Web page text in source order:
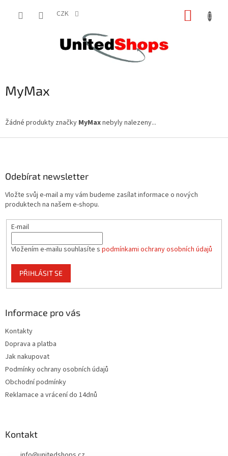
CZK
MyMax
Žádné produkty značky MyMaxnebyly nalezeny...
Odebírat newsletter
Vložte svůj e-mail a my vám budeme zasílat informace o nových
produktech na našem e-shopu.
E-mail
Vložením e-mailu souhlasíte s podmínkami ochrany osobních údajů
PŘIHLÁSIT SE
Informace pro vás
Kontakty
Doprava a platba
Jak nakupovat
Podmínky ochrany osobních údajů
Obchodní podmínky
Reklamace a vrácení do 14dnů
Kontakt